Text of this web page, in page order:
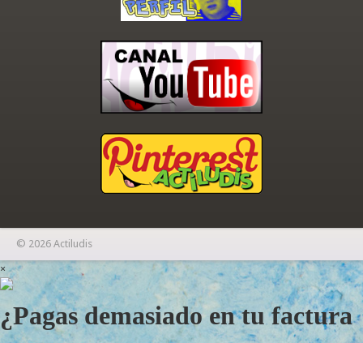
© 2026 Actiludis
×
¿Pagas demasiado en tu factura